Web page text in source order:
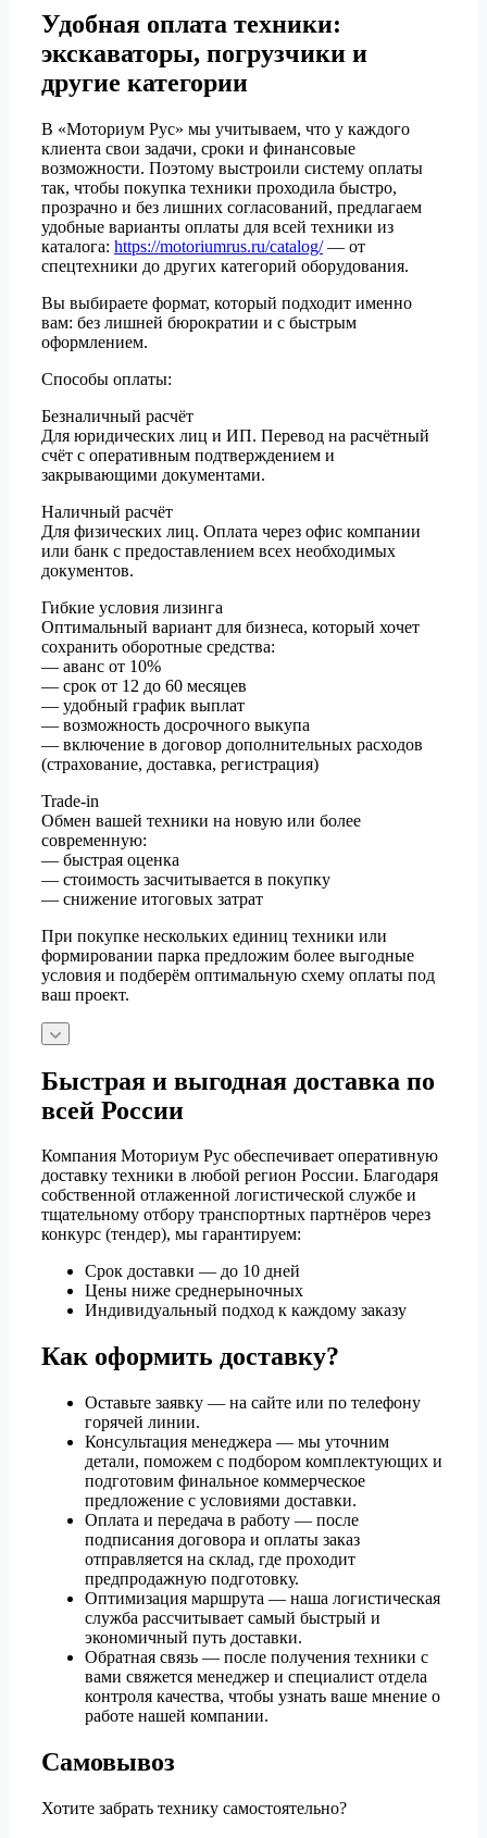
Удобная оплата техники:
экскаваторы, погрузчики и
другие категории
В «Моториум Рус» мы учитываем, что у каждого
клиента свои задачи, сроки и финансовые
возможности. Поэтому выстроили систему оплаты
так, чтобы покупка техники проходила быстро,
прозрачно и без лишних согласований, предлагаем
удобные варианты оплаты для всей техники из
каталога: https://motoriumrus.ru/catalog/— от
спецтехники до других категорий оборудования.
Вы выбираете формат, который подходит именно
вам: без лишней бюрократии и с быстрым
оформлением.
Способы оплаты:
Безналичный расчёт
Для юридических лиц и ИП. Перевод на расчётный
счёт с оперативным подтверждением и
закрывающими документами.
Наличный расчёт
Для физических лиц. Оплата через офис компании
или банк с предоставлением всех необходимых
документов.
Гибкие условия лизинга
Оптимальный вариант для бизнеса, который хочет
сохранить оборотные средства:
— аванс от 10%
— срок от 12 до 60 месяцев
— удобный график выплат
— возможность досрочного выкупа
— включение в договор дополнительных расходов
(страхование, доставка, регистрация)
Trade-in
Обмен вашей техники на новую или более
современную:
— быстрая оценка
— стоимость засчитывается в покупку
— снижение итоговых затрат
При покупке нескольких единиц техники или
формировании парка предложим более выгодные
условия и подберём оптимальную схему оплаты под
ваш проект.
Быстрая и выгодная доставка по
всей России
Компания Моториум Рус обеспечивает оперативную
доставку техники в любой регион России. Благодаря
собственной отлаженной логистической службе и
тщательному отбору транспортных партнёров через
конкурс (тендер), мы гарантируем:
Срок доставки — до 10 дней
Цены ниже среднерыночных
Индивидуальный подход к каждому заказу
Как оформить доставку?
Оставьте заявку — на сайте или по телефону
горячей линии.
Консультация менеджера — мы уточним
детали, поможем с подбором комплектующих и
подготовим финальное коммерческое
предложение с условиями доставки.
Оплата и передача в работу — после
подписания договора и оплаты заказ
отправляется на склад, где проходит
предпродажную подготовку.
Оптимизация маршрута — наша логистическая
служба рассчитывает самый быстрый и
экономичный путь доставки.
Обратная связь — после получения техники с
вами свяжется менеджер и специалист отдела
контроля качества, чтобы узнать ваше мнение о
работе нашей компании.
Самовывоз
Хотите забрать технику самостоятельно?